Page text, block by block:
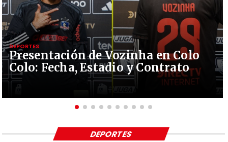
Presentación de Vozinha en Colo
Colo: Fecha, Estadio y Contrato
DEPORTES
DEPORTES